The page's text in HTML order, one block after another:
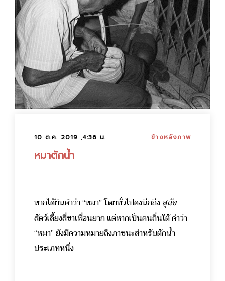
10 ต.ค. 2019 ,4:36 น. ข้างหลังภาพ
หมาตักน้ำ
หากได้ยินคำว่า “หมา” โดยทั่วไปคงนึกถึงสุนัข
สัตว์เลี้ยงสี่ขาเพื่อนยาก แต่หากเป็นคนถิ่นใต้ คำว่า
“หมา” ยังมีความหมายถึงภาชนะสำหรับตักน้ำ
ประเภทหนึ่ง